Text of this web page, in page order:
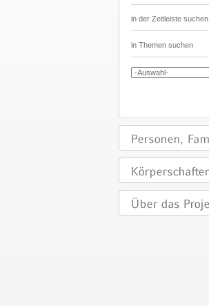
in der Zeitleiste suchen
in Themen suchen